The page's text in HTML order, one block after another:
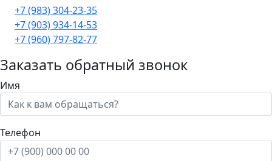
+7 (983) 304-23-35
+7 (903) 934-14-53
+7 (960) 797-82-77
Заказать обратный звонок
Имя
Телефон